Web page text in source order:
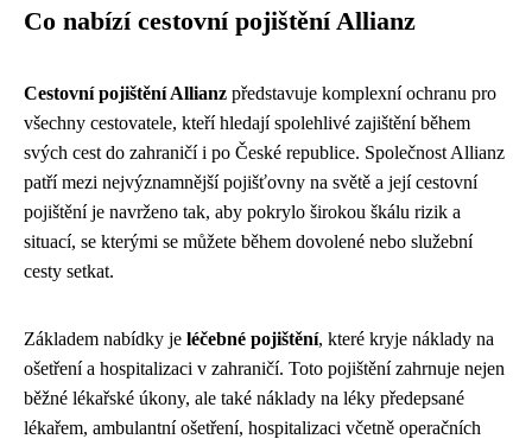
Co nabízí cestovní pojištění Allianz
Cestovní pojištění Allianz představuje komplexní ochranu pro
všechny cestovatele, kteří hledají spolehlivé zajištění během
svých cest do zahraničí i po České republice. Společnost Allianz
patří mezi nejvýznamnější pojišťovny na světě a její cestovní
pojištění je navrženo tak, aby pokrylo širokou škálu rizik a
situací, se kterými se můžete během dovolené nebo služební
cesty setkat.
Základem nabídky je léčebné pojištění, které kryje náklady na
ošetření a hospitalizaci v zahraničí. Toto pojištění zahrnuje nejen
běžné lékařské úkony, ale také náklady na léky předepsané
lékařem, ambulantní ošetření, hospitalizaci včetně operačních